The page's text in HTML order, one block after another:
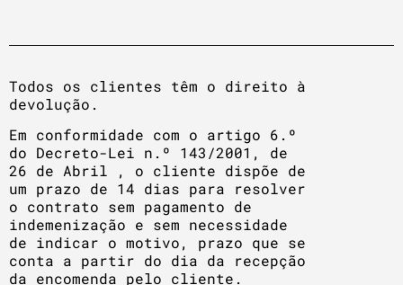
Todos os clientes têm o direito à
devolução.
Em conformidade com o artigo 6.º
do Decreto-Lei n.º 143/2001, de
26 de Abril , o cliente dispõe de
um prazo de 14 dias para resolver
o contrato sem pagamento de
indemenização e sem necessidade
de indicar o motivo, prazo que se
conta a partir do dia da recepção
da encomenda pelo cliente.